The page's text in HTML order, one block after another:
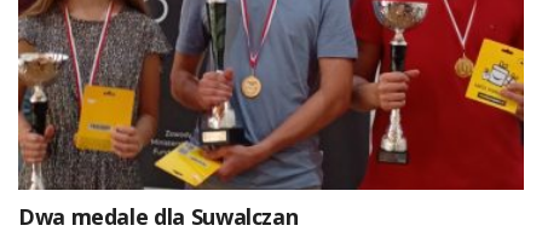
Dwa medale dla Suwalczan